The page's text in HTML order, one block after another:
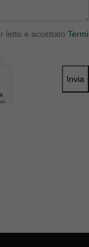
letto e accettato
Invia